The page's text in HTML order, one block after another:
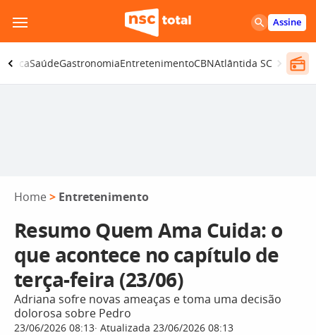
para
o
conteúdo
Assine
SaúdeGastronomiaEntretenimentoCBNAtlântida SC
Home > Entretenimento
Resumo Quem Ama Cuida: o
que acontece no capítulo de
terça-feira (23/06)
Adriana sofre novas ameaças e toma uma decisão
dolorosa sobre Pedro
23/06/2026 08:13 Atualizada 23/06/2026 08:13